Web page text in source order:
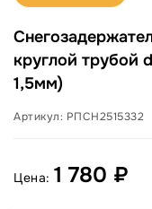
круглой
1,5мм)
Артикул: РПСН2515332
Цена: 1 780 ₽